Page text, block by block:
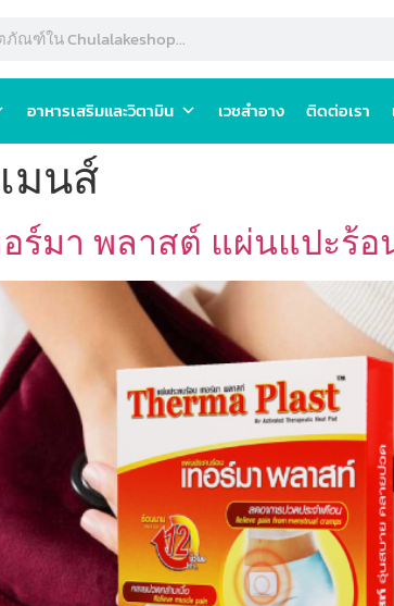
อาหารเสริมและวิตามิน เวชสำอาง ติดต่อเรา
มนส์
ร์มา พลาสต์ แผ่นแปะร้